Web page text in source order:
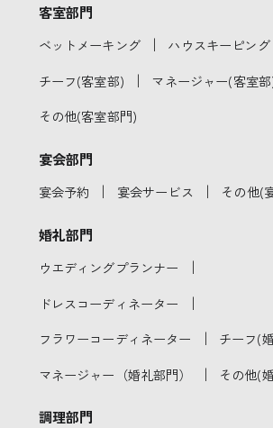
客室部門
ベットメーキング ｜ ハウスキーピング
チーフ(客室部) ｜ マネージャー(客室
その他(客室部門)
宴会部門
宴会予約 ｜ 宴会サービス ｜ その他(
婚礼部門
ウエディングプランナー ｜
ドレスコーディネーター ｜
フラワーコーディネーター ｜ チーフ(
マネージャー（婚礼部門） ｜ その他(
調理部門